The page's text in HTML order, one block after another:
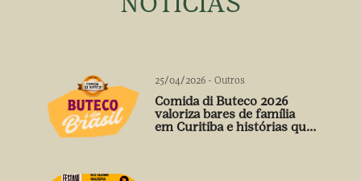
25/04/2026 - Outros
Comida di Buteco 2026
valoriza bares de família
em Curitiba e histórias que